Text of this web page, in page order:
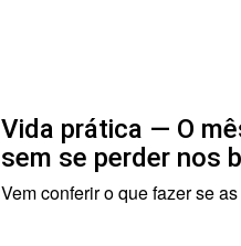
Vida prática — O
sem se perder nos
Vem conferir o que fazer se